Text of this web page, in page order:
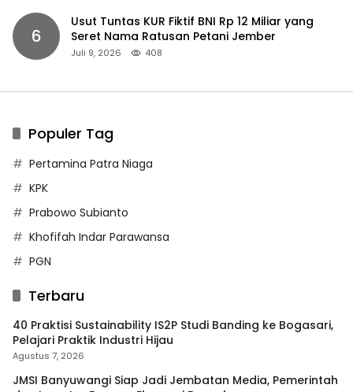
6
Usut Tuntas KUR Fiktif BNI Rp 12 Miliar yang
Seret Nama Ratusan Petani Jember
Juli 9, 2026 408
Populer Tag
Pertamina Patra Niaga
KPK
Prabowo Subianto
Khofifah Indar Parawansa
PGN
Terbaru
40 Praktisi Sustainability IS2P Studi Banding ke Bogasari,
Pelajari Praktik Industri Hijau
Agustus 7, 2026
JMSI Banyuwangi Siap Jadi Jembatan Media, Pemerintah